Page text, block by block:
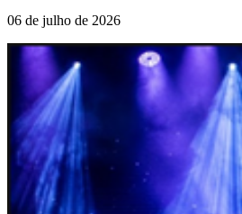
06 de julho de 2026